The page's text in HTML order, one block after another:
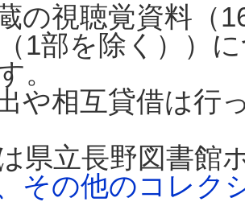
の視聴覚資料（
1部を除く））
。
や相互貸借は行
県立長野図書館
その他のコレク